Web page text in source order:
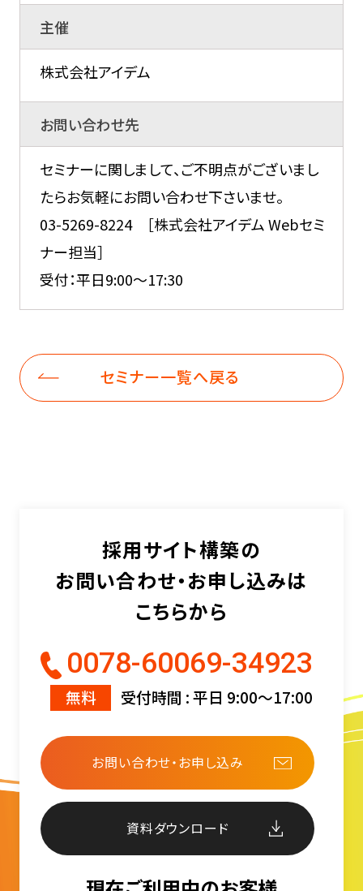
主催
株式会社アイデム
お問い合わせ先
セミナーに関しまして、ご不明点がございまし
たらお気軽にお問い合わせ下さいませ。
03-5269-8224 ［株式会社アイデム Webセミ
ナー担当］
受付：平日9:00～17:30
セミナー一覧へ戻る
採用サイト構築の
お問い合わせ・お申し込みは
こちらから
0078-60069-34923
無料 受付時間 : 平日 9:00〜17:00
お問い合わせ・お申し込み
資料ダウンロード